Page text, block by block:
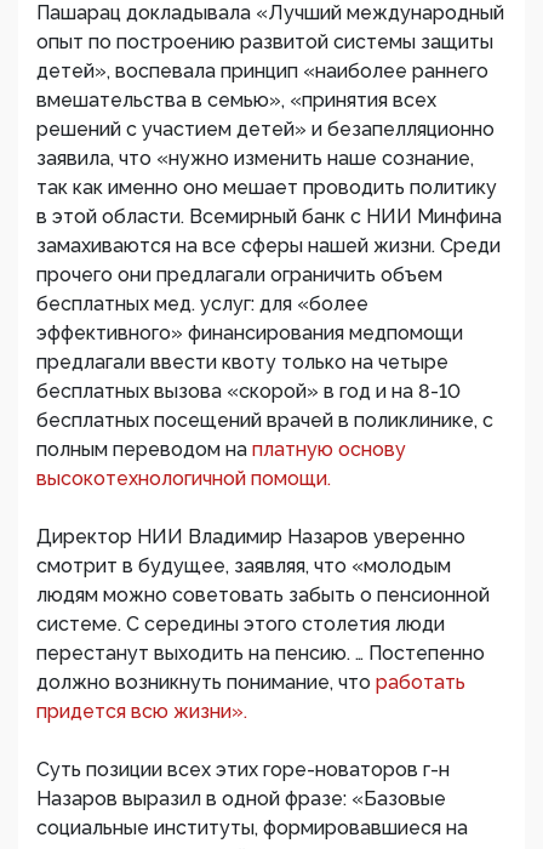
Пашарац докладывала «Лучший международный
опыт по построению развитой системы защиты
детей», воспевала принцип «наиболее раннего
вмешательства в семью», «принятия всех
решений с участием детей» и безапелляционно
заявила, что «нужно изменить наше сознание,
так как именно оно мешает проводить политику
в этой области. Всемирный банк с НИИ Минфина
замахиваются на все сферы нашей жизни. Среди
прочего они предлагали ограничить объем
бесплатных мед. услуг: для «более
эффективного» финансирования медпомощи
предлагали ввести квоту только на четыре
бесплатных вызова «скорой» в год и на 8-10
бесплатных посещений врачей в поликлинике, с
полным переводом на платную основу
высокотехнологичной помощи.
Директор НИИ Владимир Назаров уверенно
смотрит в будущее, заявляя, что «молодым
людям можно советовать забыть о пенсионной
системе. С середины этого столетия люди
перестанут выходить на пенсию. … Постепенно
должно возникнуть понимание, что работать
придется всю жизни».
Суть позиции всех этих горе-новаторов г-н
Назаров выразил в одной фразе: «Базовые
социальные институты, формировавшиеся на